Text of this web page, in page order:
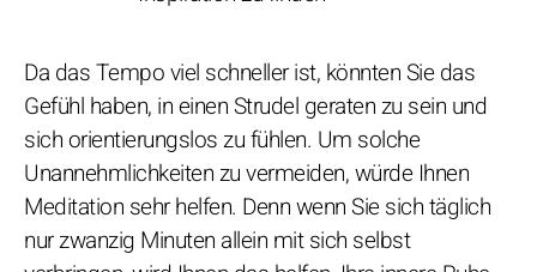
Da das Tempo viel schneller ist, könnten Sie das
Gefühl haben, in einen Strudel geraten zu sein und
sich orientierungslos zu fühlen. Um solche
Unannehmlichkeiten zu vermeiden, würde Ihnen
Meditation sehr helfen. Denn wenn Sie sich täglich
nur zwanzig Minuten allein mit sich selbst